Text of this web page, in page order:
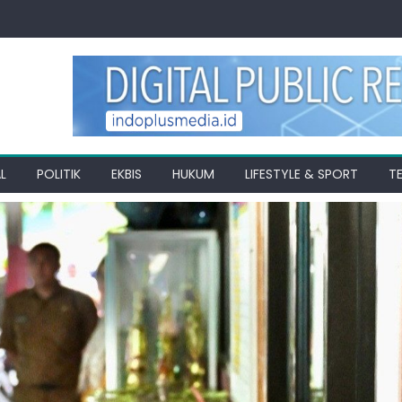
POLITIK EKBIS HUKUM LIFESTYLE & SPORT